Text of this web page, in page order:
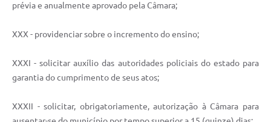
prévia e anualmente aprovado pela Câmara;
XXX - providenciar sobre o incremento do ensino;
XXXI - solicitar auxílio das autoridades policiais do estado para
garantia do cumprimento de seus atos;
XXXII - solicitar, obrigatoriamente, autorização à Câmara para